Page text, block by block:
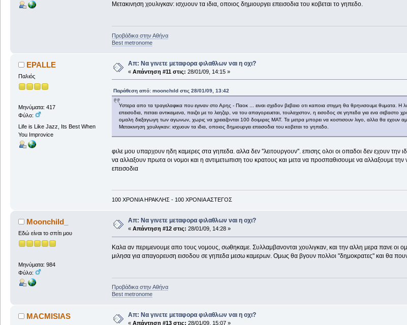
Μετακινηση χουλιγκαν: ισχυουν τα ιδια, οποιος δημιουργει επεισοδια του κοβεται το γηπεδο.
Προβάδικα στην Αθήνα
Best metronome
EPALLE
Παλιός
Μηνύματα: 417
Φύλο:
Life is Like Jazz, Its Best When
You Improvice
Απ: Να γινετε μεταφορα φιλαθλων ναι η οχι?
« Απάντηση #11 στις: 28/01/09, 14:15 »
Παράθεση από: moonchιld στις 28/01/09, 13:42
Υστερα απο τα τραγελαφικα που εγιναν στο Αρης - Παοκ ... ειναι σχεδον βεβαιο οτι καποια στιγμη θα θρηνισουμε θυματα. Η
επεισοδια, πεταει αντικειμενα, παιζει με το λεηζερ, να του απαγορευεται, τουλαχιστον, η εισοδος σε γηπεδα για ενα
ομαλη διεξαγωγη των αγωνων, χωρις να χρειαζονται 100 δοιμιρες ΜΑΤ. Τα μετρα μπορει να κοστισουν λιγο, αλλα θα εχουν
Μετακινηση χουλιγκαν: ισχυουν τα ιδια, οποιος δημιουργει επεισοδια του κοβεται το γηπεδο.
φιλε μου υπαρχουν ηδη καμερες στα γηπεδα. αλλα δεν ''λειτουργουν''. επισης ολοι οι οπαδοι δεν εχουν την
να αλλαξουν πρωτα οι νομοι και η αντιμετωπιση του κρατους και μετα να προσπαθισουμε να αλλαξουμε
επεισοδια
100 ΧΡΟΝΙΑ ΗΡΑΚΛΗΣ - 100 ΧΡΟΝΙΑ ΑΣΤΕΓΟΣ
Moonchild_
Εδώ είναι το σπίτι μου
Μηνύματα: 984
Φύλο:
Απ: Να γινετε μεταφορα φιλαθλων ναι η οχι?
« Απάντηση #12 στις: 28/01/09, 14:28 »
Καλα αν περιμενουμε απο τους νομους, σωθηκαμε. Συλλαμβανονται χουλιγκαν, και την αλλη μερα πανε οι
μιλησα για απαγορευση εισοδου σε γηπεδα μεσω καμερων. Ομως θα βγουν πολλοι "δημοκρατες" και θα πουν
Προβάδικα στην Αθήνα
Best metronome
MACMISIAS Απ: Να γινετε μεταφορα φιλαθλων ναι η οχι?
« Απάντηση #13 στις: 28/01/09, 15:07 »